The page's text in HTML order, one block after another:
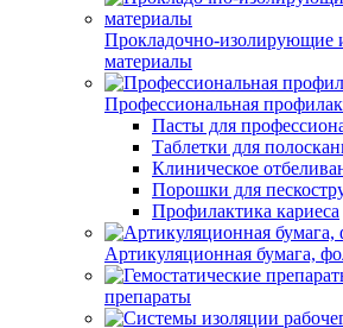
Прокладочно-изолирующие
материалы
Профессиональная
Пасты для
Таблетки для
Клиническое
Порошки для
Профилактика кариеса
Артикуляционная бумага,
препараты